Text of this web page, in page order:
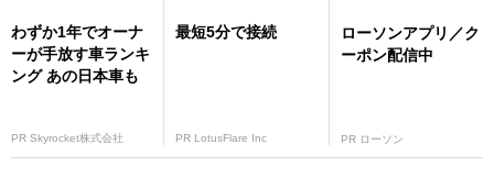
わずか1年でオーナ
ーが手放す車ランキ
ング あの日本車も
PR Skyrocket株式会社
最短5分で接続
PR LotusFlare Inc
ローソンアプリ／ク
ーポン配信中
PR ローソン